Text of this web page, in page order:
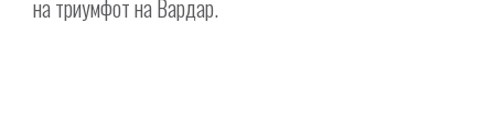
на триумфот на Вардар.